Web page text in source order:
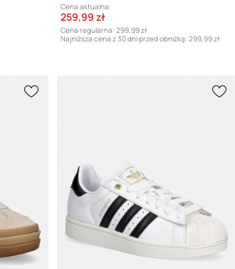
Cena aktualna:
259,99 zł
Cena regularna: 299,99 zł
Najniższa cena z 30 dni przed obniżką: 299,99 zł